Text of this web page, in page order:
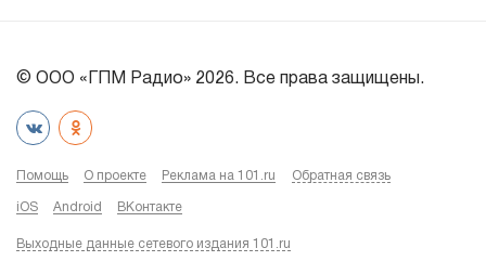
© ООО «ГПМ Радио» 2026. Все права защищены.
Помощь О проекте Реклама на 101.ru Обратная связь
iOS Android ВКонтакте
Выходные данные сетевого издания 101.ru